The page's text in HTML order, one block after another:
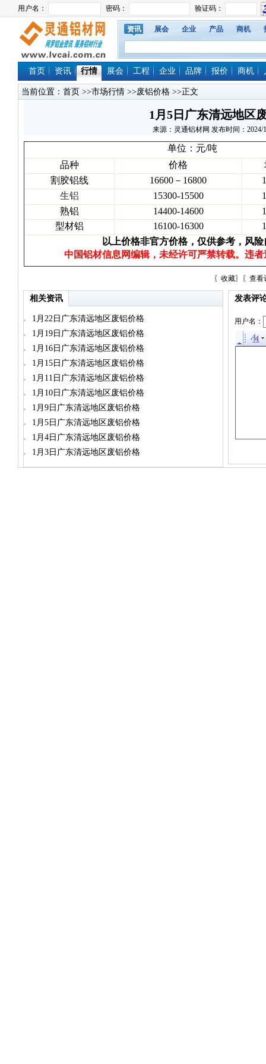
资讯 展会 企业 产品 商机
首页 资讯 行情 展会 工程 企业 品牌 报价 商机
当前位置： 首页 >>市场行情 >>废铝价格 >>正文
1月5日广东清远地区
来源：灵通铝材网 发布时间：2024/
单位：元/吨
品种
价格
割胶铝线
16600－16800
生铝
15300-15500
熟铝
14400-14600
型材铝
16100-16300
以上价格非官方价格，仅供参考，风险
中国铝材信息网编辑，未经许可严禁转载。违
〖 收藏〗〖 查看
相关资讯
1月22日广东清远地区废铝价格
1月19日广东清远地区废铝价格
1月16日广东清远地区废铝价格
1月15日广东清远地区废铝价格
1月11日广东清远地区废铝价格
1月10日广东清远地区废铝价格
1月9日广东清远地区废铝价格
1月5日广东清远地区废铝价格
1月4日广东清远地区废铝价格
1月3日广东清远地区废铝价格
发表评
用户名：